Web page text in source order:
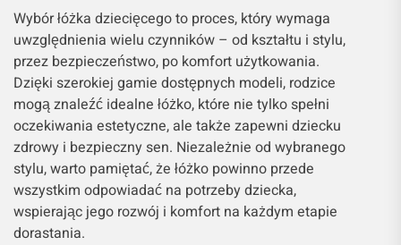
Wybór łóżka dziecięcego to proces, który wymaga
uwzględnienia wielu czynników – od kształtu i stylu,
przez bezpieczeństwo, po komfort użytkowania.
Dzięki szerokiej gamie dostępnych modeli, rodzice
mogą znaleźć idealne łóżko, które nie tylko spełni
oczekiwania estetyczne, ale także zapewni dziecku
zdrowy i bezpieczny sen. Niezależnie od wybranego
stylu, warto pamiętać, że łóżko powinno przede
wszystkim odpowiadać na potrzeby dziecka,
wspierając jego rozwój i komfort na każdym etapie
dorastania.